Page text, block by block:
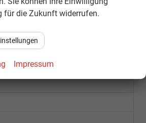
für die Zukunft widerrufen.
Impressum